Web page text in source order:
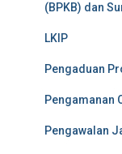
(BPKB) dan
LKIP
Pengaduan
Pengamanan
Pengawalan